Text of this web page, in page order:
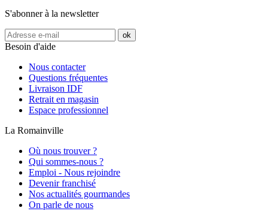
S'abonner à la newsletter
Besoin d'aide
Nous contacter
Questions fréquentes
Livraison IDF
Retrait en magasin
Espace professionnel
La Romainville
Où nous trouver ?
Qui sommes-nous ?
Emploi - Nous rejoindre
Devenir franchisé
Nos actualités gourmandes
On parle de nous